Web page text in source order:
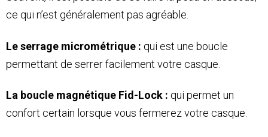
ce qui n’est généralement pas agréable.
Le serrage micrométrique : qui est une boucle
permettant de serrer facilement votre casque.
La boucle magnétique Fid-Lock : qui permet un
confort certain lorsque vous fermerez votre casque.